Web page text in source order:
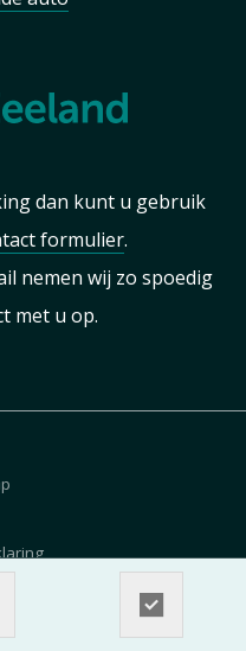
dan kunt u gebruik
formulier.
nemen wij zo spoedig
met u op.